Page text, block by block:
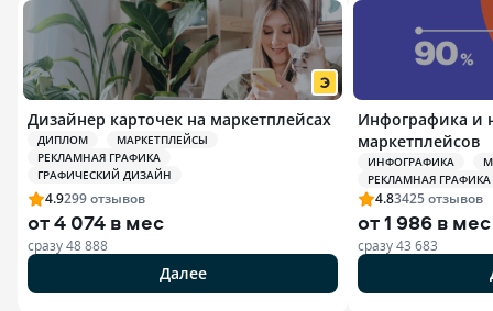
Дизайнер карточек на маркетплейсах
ДИПЛОМ
МАРКЕТПЛЕЙСЫ
РЕКЛАМНАЯ ГРАФИКА
ГРАФИЧЕСКИЙ ДИЗАЙН
4.9299отзывов
от4 074 в мес
сразу48 888
Далее
Инфографика и
маркетплейсов
ИНФОГРАФИКА
РЕКЛАМНАЯ ГРАФИКА
4.83425отзывов
от1 986 в мес
сразу43 683